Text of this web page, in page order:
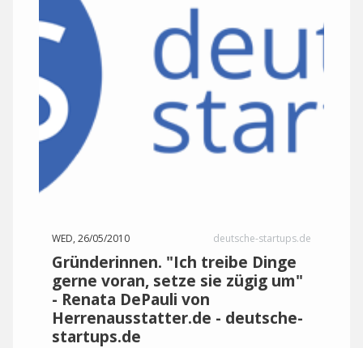
WED, 26/05/2010 deutsche-startups.de
Gründerinnen. "Ich treibe Dinge
gerne voran, setze sie zügig um"
- Renata DePauli von
Herrenausstatter.de - deutsche-
startups.de